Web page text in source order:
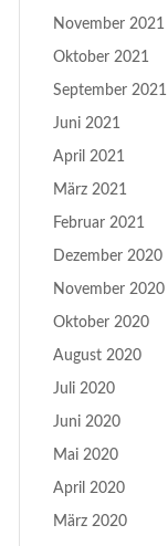
November 2021
Oktober 2021
September 2021
Juni 2021
April 2021
März 2021
Februar 2021
Dezember 2020
November 2020
Oktober 2020
August 2020
Juli 2020
Juni 2020
Mai 2020
April 2020
März 2020